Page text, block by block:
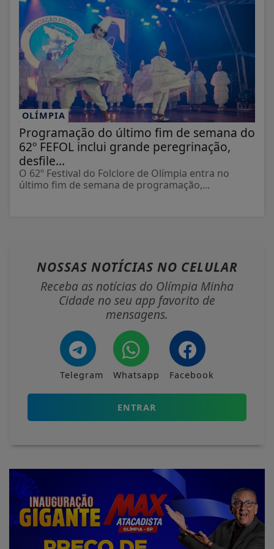
OLÍMPIA
Programação do último fim de semana do
62º FEFOL inclui grande peregrinação,
desfile...
O 62º Festival do Folclore de Olímpia entra no
último fim de semana de programação,...
NOSSAS NOTÍCIAS NO CELULAR
Receba as notícias do Olímpia Minha
Cidade no seu app favorito de
mensagens.
Telegram Whatsapp Facebook
ENTRAR